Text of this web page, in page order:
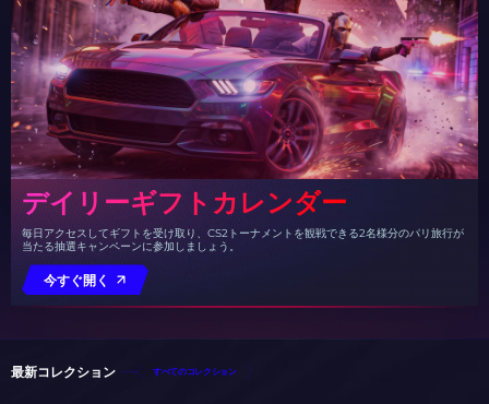
デイリーギフトカレンダー
毎日アクセスしてギフトを受け取り、CS2トーナメントを観戦できる2名様分のパリ旅行が
当たる抽選キャンペーンに参加しましょう。
今すぐ開く
最新コレクション すべてのコレクション